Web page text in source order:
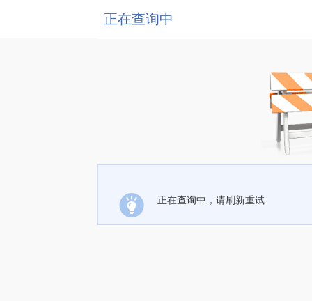
正在查询中
正在查询中，请刷新重试